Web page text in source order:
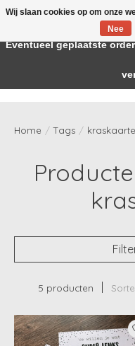
Home / Tags /
5 producten
Wij slaan cookies op om onze
Nee
← Keer terug naar de
Eventueel geplaatste